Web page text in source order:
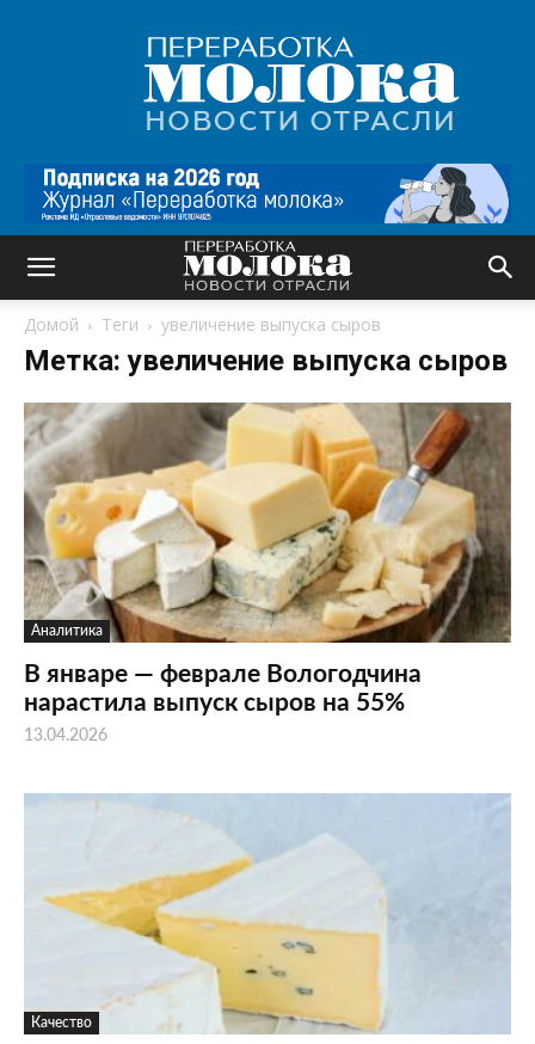
Переработка
молока
|
Новости
Домой Теги увеличение выпуска сыров
Метка: увеличение выпуска сыров
Аналитика
В январе — феврале Вологодчина
нарастила выпуск сыров на 55%
13.04.2026
Качество